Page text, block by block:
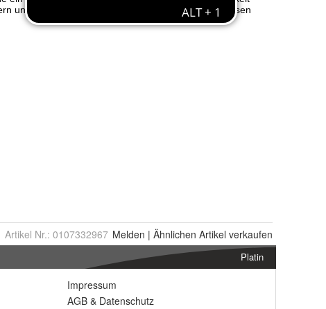
Artikel Nr.: 0107332967 Melden | Ähnlichen Artikel verkaufen
Platin
Impressum
AGB & Datenschutz